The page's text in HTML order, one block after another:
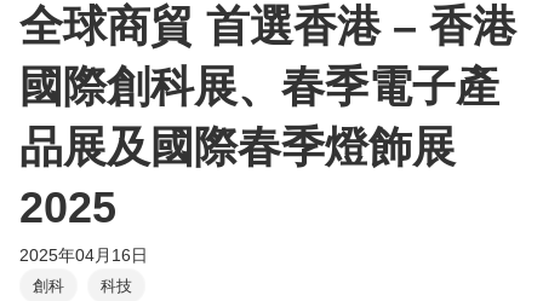
全球商貿 首選香港 – 香港
國際創科展、春季電子產
品展及國際春季燈飾展
2025
2025年04月16日
創科 科技